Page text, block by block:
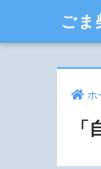
ごま
ホ